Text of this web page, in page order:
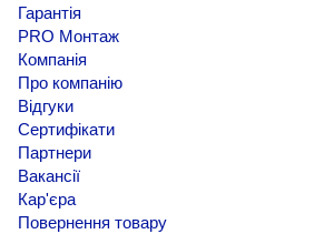
Гарантія
PRO Монтаж
Компанія
Про компанію
Відгуки
Сертифікати
Партнери
Вакансії
Кар'єра
Повернення товару